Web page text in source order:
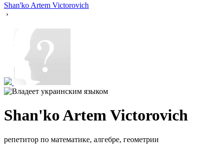
Shan'ko Artem Victorovich
›
Shan'ko Artem Victorovich
репетитор по математике, алгебре, геометрии